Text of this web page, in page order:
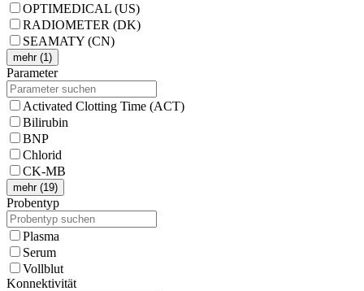
OPTIMEDICAL (US)
RADIOMETER (DK)
SEAMATY (CN)
mehr (1)
Parameter
Activated Clotting Time (ACT)
Bilirubin
BNP
Chlorid
CK-MB
mehr (19)
Probentyp
Plasma
Serum
Vollblut
Konnektivität